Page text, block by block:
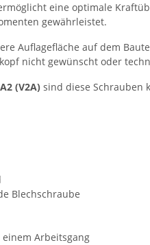
eine optimale
gewährleistet.
Auflagefläche auf dem
nicht gewünscht oder
(V2A) sind diese Schrauben
Blechschraube
Arbeitsgang